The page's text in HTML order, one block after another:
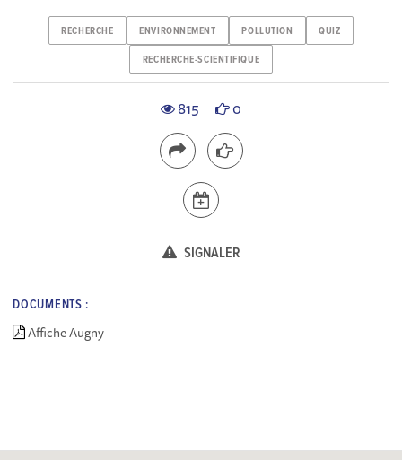
RECHERCHE ENVIRONNEMENT POLLUTION QUIZ
RECHERCHE-SCIENTIFIQUE
815 0
SIGNALER
DOCUMENTS :
Affiche Augny